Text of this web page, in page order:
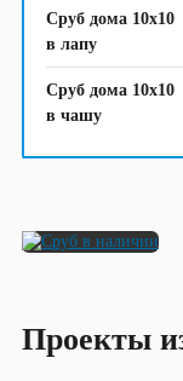
Сруб дома 10х10
в лапу
Сруб дома 10х10
в чашу
Проекты